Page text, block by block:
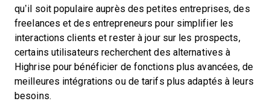
qu’il soit populaire auprès des petites entreprises, des
freelances et des entrepreneurs pour simplifier les
interactions clients et rester à jour sur les prospects,
certains utilisateurs recherchent des alternatives à
Highrise pour bénéficier de fonctions plus avancées, de
meilleures intégrations ou de tarifs plus adaptés à leurs
besoins.